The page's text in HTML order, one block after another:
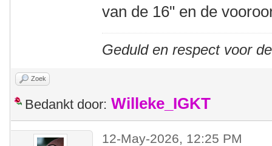
van de 16" en de
Geduld en respect voor
Zoek
Bedankt door: Willeke_IGKT
12-May-2026, 12:25 PM